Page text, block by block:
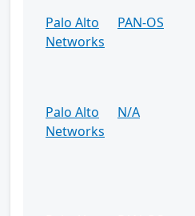
Palo Alto
Networks
PAN-OS
Palo Alto
Networks
N/A